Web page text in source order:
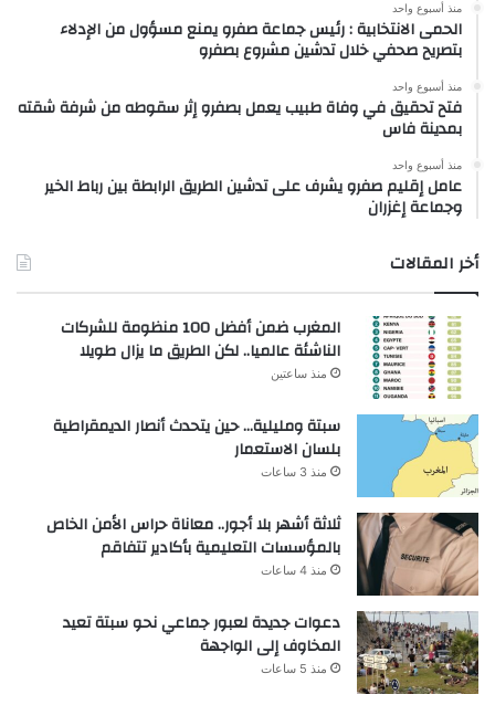
منذ أسبوع واحد
الحمى الانتخابية : رئيس جماعة صفرو يمنع مسؤول من الإدلاء
بتصريح صحفي خلال تدشين مشروع بصفرو
منذ أسبوع واحد
فتح تحقيق في وفاة طبيب يعمل بصفرو إثر سقوطه من شرفة شقته
بمدينة فاس
منذ أسبوع واحد
عامل إقليم صفرو يشرف على تدشين الطريق الرابطة بين رباط الخير
وجماعة إغزران
أخر المقالات
المغرب ضمن أفضل 100 منظومة للشركات
الناشئة عالميا.. لكن الطريق ما يزال طويلا
منذ ساعتين
سبتة ومليلية… حين يتحدث أنصار الديمقراطية
بلسان الاستعمار
منذ 3 ساعات
ثلاثة أشهر بلا أجور.. معاناة حراس الأمن الخاص
بالمؤسسات التعليمية بأكادير تتفاقم
منذ 4 ساعات
دعوات جديدة لعبور جماعي نحو سبتة تعيد
المخاوف إلى الواجهة
منذ 5 ساعات